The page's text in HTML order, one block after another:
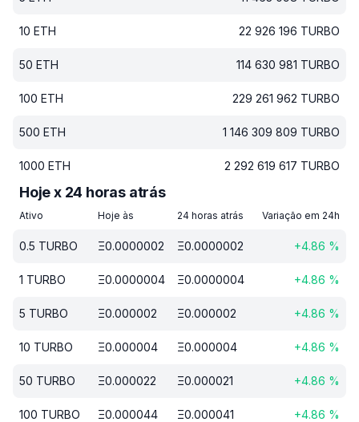
10 ETH 22 926 196 TURBO
50 ETH 114 630 981 TURBO
100 ETH 229 261 962 TURBO
500 ETH 1 146 309 809 TURBO
1000 ETH 2 292 619 617 TURBO
Hoje x 24 horas atrás
Ativo Hoje às 24 horas atrás Variação em 24h
0.5 TURBO Ξ0.0000002 Ξ0.0000002 +4.86 %
1 TURBO Ξ0.0000004 Ξ0.0000004 +4.86 %
5 TURBO Ξ0.000002 Ξ0.000002 +4.86 %
10 TURBO Ξ0.000004 Ξ0.000004 +4.86 %
50 TURBO Ξ0.000022 Ξ0.000021 +4.86 %
100 TURBO Ξ0.000044 Ξ0.000041 +4.86 %